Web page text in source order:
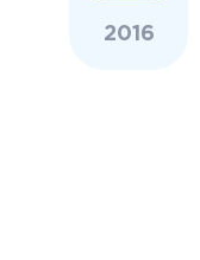
2016